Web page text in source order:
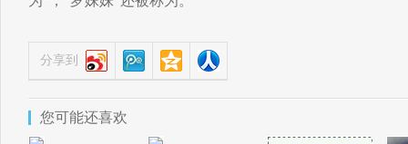
分享到
您可能还喜欢